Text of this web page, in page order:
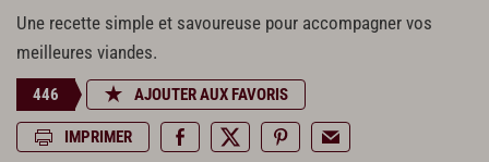
Une recette simple et savoureuse pour accompagner vos
meilleures viandes.
446 AJOUTER AUX FAVORIS
IMPRIMER